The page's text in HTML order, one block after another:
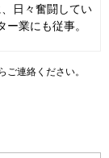
日々奮闘してい
業にも従事。
ご連絡ください。